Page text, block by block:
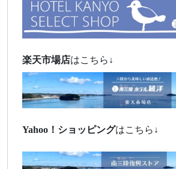
楽天市場店はこちら↓
Yahoo！ ショッピングはこちら↓